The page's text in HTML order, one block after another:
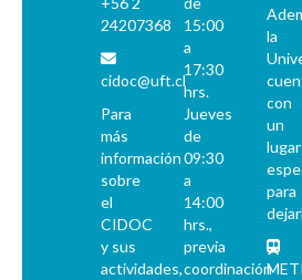
24207368
cidoc@uft.cl
Para
más
información
sobre
el
CIDOC
y sus
actividades,
15:00
a
17:30
hrs.
Jueves
de
09:30
a
14:00
hrs.,
previa
coordinación
la
con
un
lugar
para